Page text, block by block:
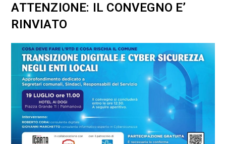
ATTENZIONE: IL CONVEGNO E’
RINVIATO